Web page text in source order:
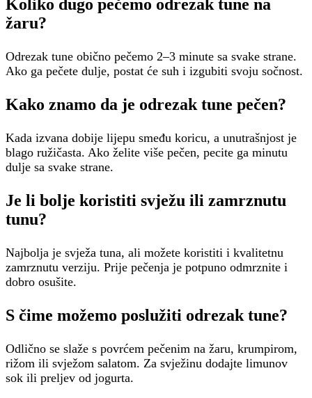
Koliko dugo pečemo odrezak tune na
žaru?
Odrezak tune obično pečemo 2–3 minute sa svake strane.
Ako ga pečete dulje, postat će suh i izgubiti svoju sočnost.
Kako znamo da je odrezak tune pečen?
Kada izvana dobije lijepu smeđu koricu, a unutrašnjost je
blago ružičasta. Ako želite više pečen, pecite ga minutu
dulje sa svake strane.
Je li bolje koristiti svježu ili zamrznutu
tunu?
Najbolja je svježa tuna, ali možete koristiti i kvalitetnu
zamrznutu verziju. Prije pečenja je potpuno odmrznite i
dobro osušite.
S čime možemo poslužiti odrezak tune?
Odlično se slaže s povrćem pečenim na žaru, krumpirom,
rižom ili svježom salatom. Za svježinu dodajte limunov
sok ili preljev od jogurta.